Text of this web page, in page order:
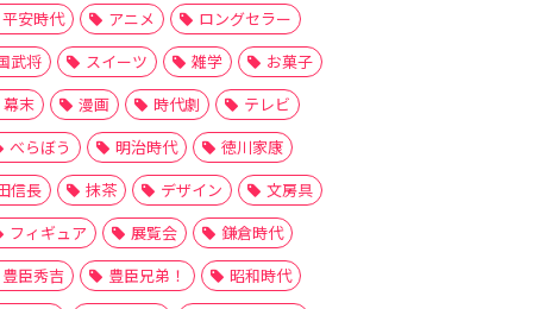
平安時代
アニメ
ロングセラー
武将
スイーツ 雑学
お菓子
幕末
漫画 時代劇
テレビ
べらぼう
明治時代
徳川家康
信長
抹茶 デザイン
文房具
フィギュア
展覧会
鎌倉時代
豊臣秀吉
豊臣兄弟！
昭和時代